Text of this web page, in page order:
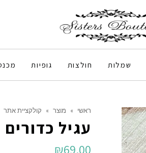
שמלות חולצות גופיות
ראשי » מוצר » קולקציית אתר
עגיל
₪69.00